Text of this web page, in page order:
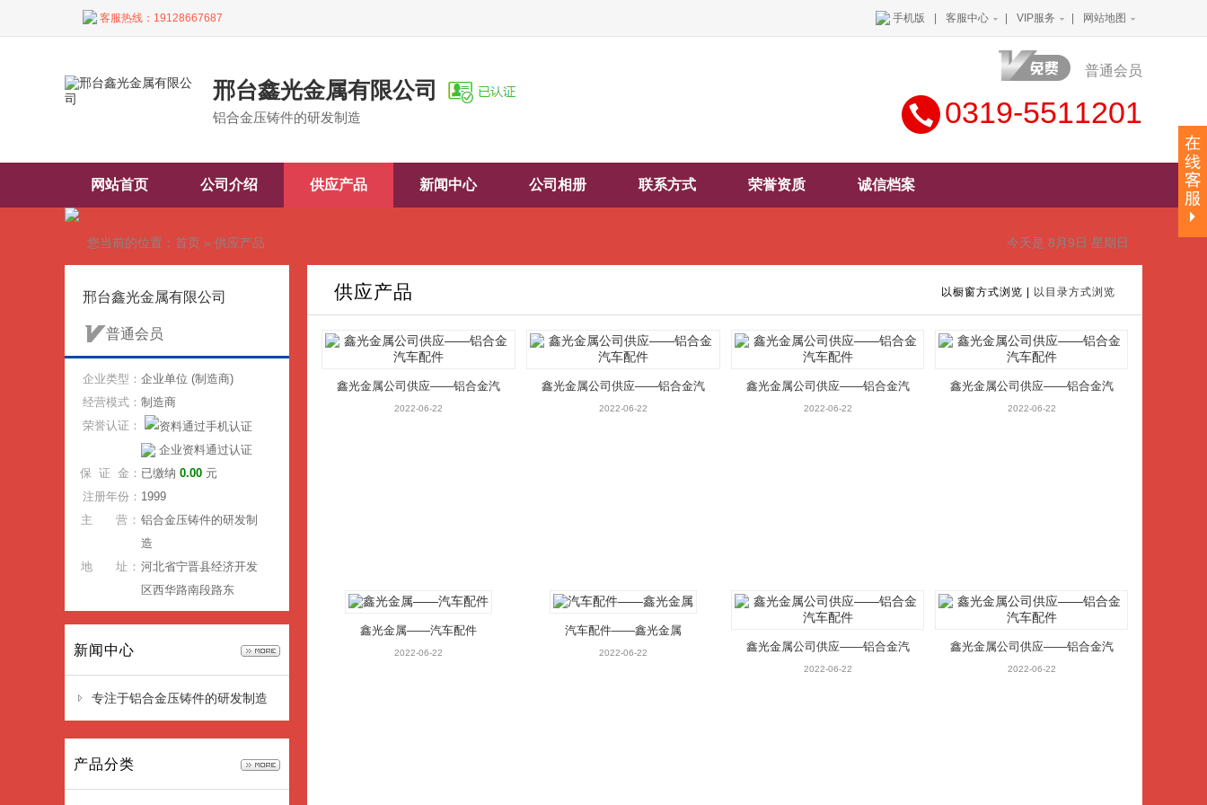
客服热线： 19128667687 手机版 客服中心 VIP服务 网站地图
邢台鑫光金属有限公司
铝合金压铸件的研发制造
普通会员
0319-5511201
网站首页 公司介绍 供应产品 新闻中心 公司相册 联系方式 荣誉资质 诚信档案
今天是 8月9日 星期日
您当前的位置： 首页 » 供应产品
邢台鑫光金属有限公司
普通会员
企业类型： 企业单位 (制造商)
经营模式： 制造商
荣誉认证：
企业资料通过认证
保 证 金： 已缴纳 0.00 元
注册年份： 1999
主 营： 铝合金压铸件的研发制
造
地 址： 河北省宁晋县经济开发
区西华路南段路东
新闻中心
专注于铝合金压铸件的研发制造
——邢台鑫光金属有限公司
产品分类
以橱窗方式浏览 以目录方式浏览
供应产品
鑫光金属公司供应——铝合金汽
车配件
2022-06-22
鑫光金属公司供应——铝合金汽
车配件
2022-06-22
鑫光金属公司供应——铝合金汽
车配件
2022-06-22
鑫光金属公司供应——铝合金汽
车配件
2022-06-22
鑫光金属——汽车配件
2022-06-22
汽车配件——鑫光金属
2022-06-22
鑫光金属公司供应——铝合金汽
车配件
2022-06-22
鑫光金属公司供应——铝合金汽
车配件
2022-06-22